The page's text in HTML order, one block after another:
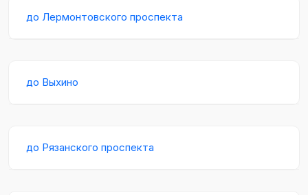
до Лермонтовского проспекта
до Выхино
до Рязанского проспекта